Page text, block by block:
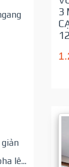
lê...
3